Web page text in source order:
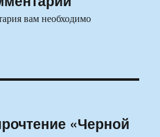
вам необходимо
«Черной